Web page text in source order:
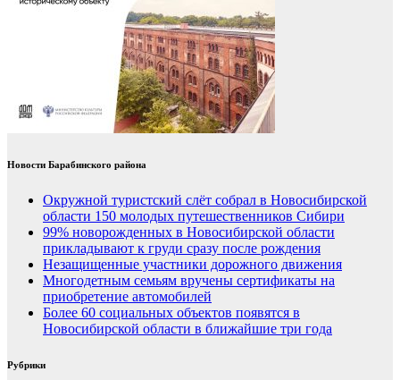
Новости Барабинского района
Окружной туристский слёт собрал в Новосибирской
области 150 молодых путешественников Сибири
99% новорожденных в Новосибирской области
прикладывают к груди сразу после рождения
Незащищенные участники дорожного движения
Многодетным семьям вручены сертификаты на
приобретение автомобилей
Более 60 социальных объектов появятся в
Новосибирской области в ближайшие три года
Рубрики